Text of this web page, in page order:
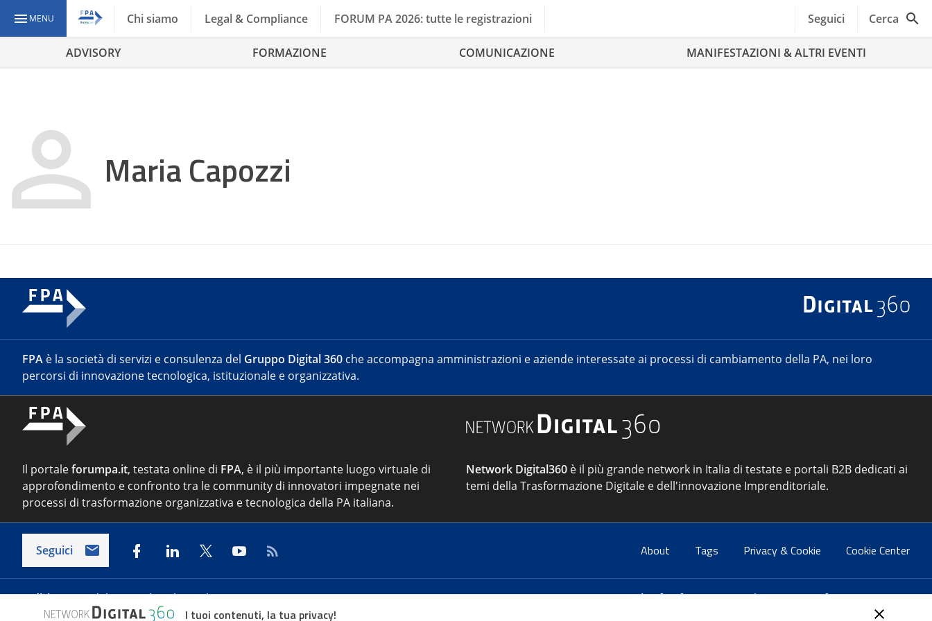
MENU Chi siamo Legal & Compliance FORUM PA 2026: tutte le registrazioni Seguici Cerca
ADVISORY FORMAZIONE COMUNICAZIONE MANIFESTAZIONI & ALTRI EVENTI
Maria Capozzi
FPA è la società di servizi e consulenza del Gruppo Digital 360 che accompagna amministrazioni e aziende interessate ai processi di cambiamento della PA, nei loro
percorsi di innovazione tecnologica, istituzionale e organizzativa.
Il portaleforumpa.it, testata online di FPA, è il più importante luogo virtuale di
approfondimento e confronto tra le community di innovatori impegnate nei
processi di trasformazione organizzativa e tecnologica della PA italiana.
Network Digital360 è il più grande network in Italia di testate e portali B2B dedicati ai
temi della Trasformazione Digitale e dell'innovazione Imprenditoriale.
Seguici About Tags Privacy & Cookie Cookie Center
Indirizzo:Via del Porto Fluviale 67/d – 00154 Roma Contatti:info@forumpa.it- tel. 06 684251 - fax. 06 68425433
I tuoi contenuti, la tua privacy!